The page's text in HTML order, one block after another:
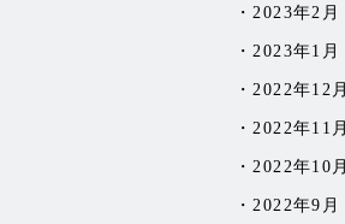
2023年2月
2023年1月
2022年12月
2022年11月
2022年10月
2022年9月